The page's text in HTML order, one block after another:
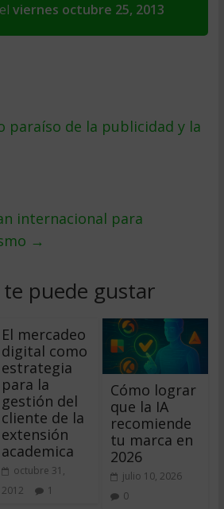
viernes octubre 25, 2013
paraíso de la publicidad y la
internacional para
→
puede gustar
El mercadeo
digital como
estrategia
para la
gestión del
cliente de la
extensión
academica
octubre 31,
2012
1
Cómo lograr
que la IA
recomiende
tu marca en
2026
julio 10, 2026
0